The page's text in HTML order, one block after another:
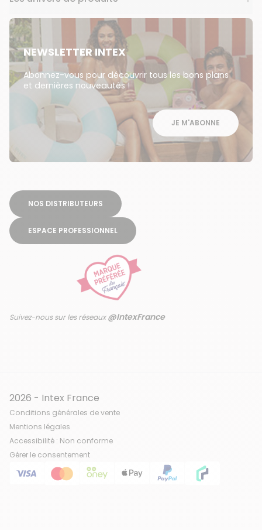
NEWSLETTER INTEX
Abonnez-vous pour découvrir tous les bons plans
et dernières nouveautés !
JE M'ABONNE
NOS DISTRIBUTEURS
ESPACE PROFESSIONNEL
Suivez-nous sur les réseaux@IntexFrance
2026 - Intex France
Conditions générales de vente
Mentions légales
Accessibilité : Non conforme
Gérer le consentement